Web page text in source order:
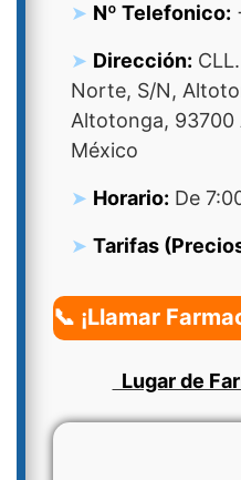
Nº Telefonico:
Dirección:
Norte, S/N,
Altotonga, 93700
México
Horario: De
Tarifas
📞 ¡Llamar
Lugar de